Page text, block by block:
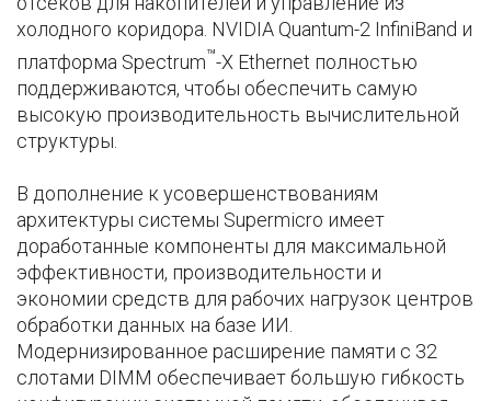
холодного коридора. NVIDIA Quantum-2 InfiniBand и
платформа Spectrum™-X Ethernet полностью
поддерживаются, чтобы обеспечить самую
высокую производительность вычислительной
структуры.
В дополнение к усовершенствованиям
архитектуры системы Supermicro имеет
доработанные компоненты для максимальной
эффективности, производительности и
экономии средств для рабочих нагрузок центров
обработки данных на базе ИИ.
Модернизированное расширение памяти с 32
слотами DIMM обеспечивает большую гибкость